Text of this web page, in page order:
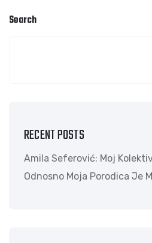
Search
RECENT POSTS
Amila Seferović: Moj
Odnosno Moja Porodica Je